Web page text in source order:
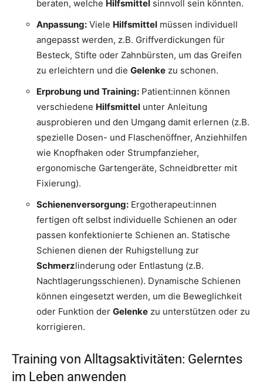
beraten, welche Hilfsmittel sinnvoll sein könnten.
Anpassung: Viele Hilfsmittel müssen individuell
angepasst werden, z.B. Griffverdickungen für
Besteck, Stifte oder Zahnbürsten, um das Greifen
zu erleichtern und die Gelenke zu schonen.
Erprobung und Training: Patient:innen können
verschiedene Hilfsmittel unter Anleitung
ausprobieren und den Umgang damit erlernen (z.B.
spezielle Dosen- und Flaschenöffner, Anziehhilfen
wie Knopfhaken oder Strumpfanzieher,
ergonomische Gartengeräte, Schneidbretter mit
Fixierung).
Schienenversorgung: Ergotherapeut:innen
fertigen oft selbst individuelle Schienen an oder
passen konfektionierte Schienen an. Statische
Schienen dienen der Ruhigstellung zur
Schmerzlinderung oder Entlastung (z.B.
Nachtlagerungsschienen). Dynamische Schienen
können eingesetzt werden, um die Beweglichkeit
oder Funktion der Gelenke zu unterstützen oder zu
korrigieren.
Training von Alltagsaktivitäten: Gelerntes
im Leben anwenden